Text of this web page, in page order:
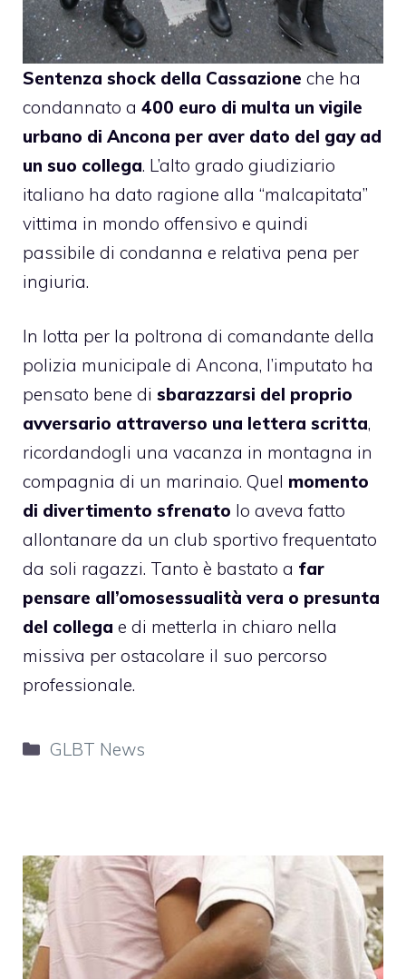
Sentenza shock della Cassazione che ha
condannato a 400 euro di multa un vigile
urbano di Ancona per aver dato del gay ad
un suo collega. L’alto grado giudiziario
italiano ha dato ragione alla “malcapitata”
vittima in mondo offensivo e quindi
passibile di condanna e relativa pena per
ingiuria.
In lotta per la poltrona di comandante della
polizia municipale di Ancona, l’imputato ha
pensato bene di sbarazzarsi del proprio
avversario attraverso una lettera scritta,
ricordandogli una vacanza in montagna in
compagnia di un marinaio. Quel momento
di divertimento sfrenato lo aveva fatto
allontanare da un club sportivo frequentato
da soli ragazzi. Tanto è bastato a far
pensare all’omosessualità vera o presunta
del collega e di metterla in chiaro nella
missiva per ostacolare il suo percorso
professionale.
Categorie
GLBT News